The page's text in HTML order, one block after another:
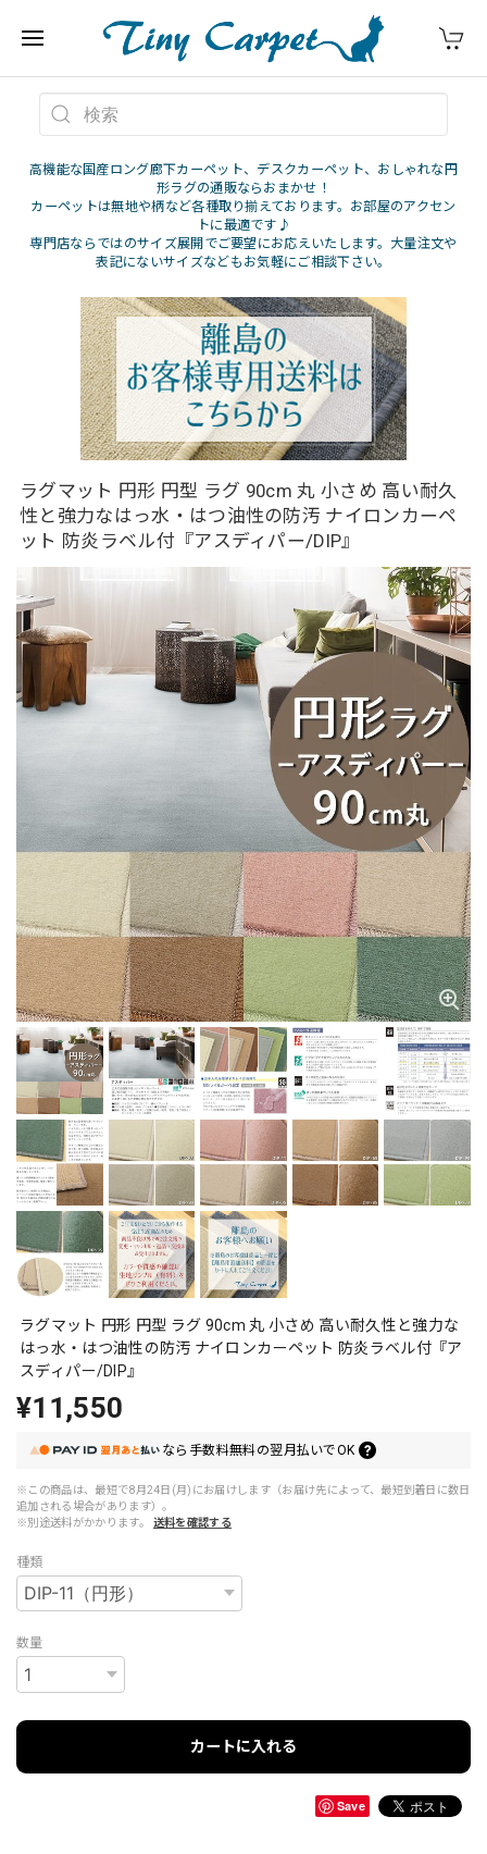
高機能な国産ロング廊下カーペット、デスクカーペット、おしゃれな円
形ラグの通販ならおまかせ！
カーペットは無地や柄など各種取り揃えております。お部屋のアクセン
トに最適です♪
専門店ならではのサイズ展開でご要望にお応えいたします。大量注文や
表記にないサイズなどもお気軽にご相談下さい。
ラグマット 円形 円型 ラグ 90cm 丸 小さめ 高い耐久
性と強力なはっ水・はつ油性の防汚 ナイロンカーペ
ット 防炎ラベル付『アスディパー/DIP』
ラグマット 円形 円型 ラグ 90cm 丸 小さめ 高い耐久性と強力な
はっ水・はつ油性の防汚 ナイロンカーペット 防炎ラベル付『ア
スディパー/DIP』
¥11,550
なら 手数料無料の翌月払いでOK
※この商品は、最短で8月24日(月)にお届けします（お届け先によって、最短到着日に数日
追加される場合があります）。
※別途送料がかかります。
送料を確認する
種類
数量
カートに入れる
Save